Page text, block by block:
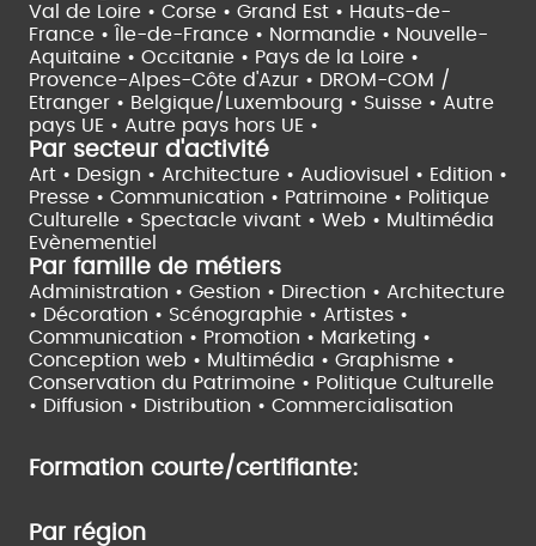
Val de Loire • Corse • Grand Est • Hauts-de-
France •
Île-de-France • Normandie • Nouvelle-
Aquitaine • Occitanie • Pays de la Loire •
Provence-Alpes-Côte d'Azur • DROM-COM /
Etranger • Belgique/Luxembourg • Suisse • Autre
pays UE • Autre pays hors UE •
Par secteur d'activité
Art • Design • Architecture • Audiovisuel • Edition •
Presse • Communication • Patrimoine • Politique
Culturelle • Spectacle vivant • Web • Multimédia
Evènementiel
Par famille de métiers
Administration • Gestion • Direction • Architecture
• Décoration • Scénographie • Artistes •
Communication • Promotion • Marketing •
Conception web • Multimédia • Graphisme •
Conservation du Patrimoine • Politique Culturelle
• Diffusion • Distribution • Commercialisation
Formation courte/certifiante:
Par région